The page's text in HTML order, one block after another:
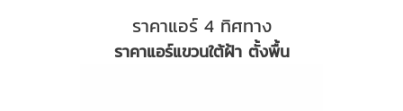
ราคาแอร์ 4 ทิศทาง
ราคาแอร์แขวนใต้ฝ้า ตั้งพื้น